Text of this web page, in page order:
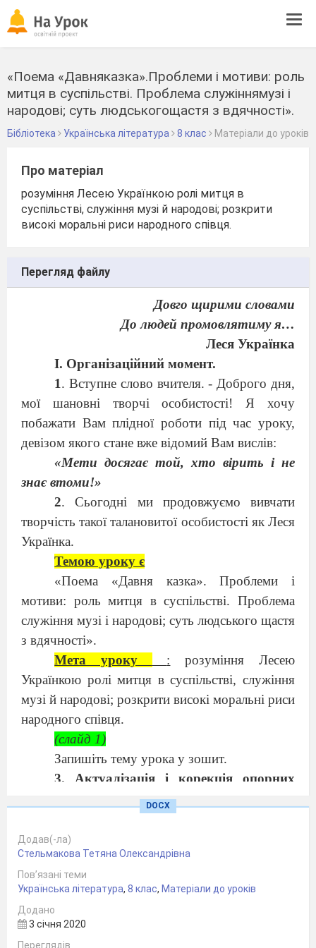
«Поема «Давняказка».Проблеми і мотиви: роль
митця в суспільстві. Проблема служіннямузі і
народові; суть людськогощастя з вдячності».
Бібліотека Українська література 8 клас Матеріали до уроків
Про матеріал
розуміння Лесею Українкою ролі митця в
суспільстві, служіння музі й народові; розкрити
високі моральні риси народного співця.
Перегляд файлу
Довго щирими словами
До людей промовлятиму я…
Леся Українка
І. Організаційний момент.
1. Вступне слово вчителя. - Доброго дня,
мої шановні творчі особистості! Я хочу
побажати Вам плідної роботи під час уроку,
девізом якого стане вже відомий Вам вислів:
«Мети досягає той, хто вірить і не
знає втоми!»
2.Cьогодні ми продовжуємо вивчати
творчість такої талановитої особистості як Леся
Українка.
Темою уроку є
«Поема «Давня казка».
Проблеми і
мотиви: роль митця в суспільстві. Проблема
служіння музі і народові; суть людського щастя
з вдячності».
Мета уроку
:
розуміння Лесею
Українкою ролі митця в суспільстві, служіння
музі й народові; розкрити високі моральні риси
народного співця.
(слайд 1)
Запишіть тему урока у зошит.
3. Актуалізація і корекція опорних
Ми вже з вами об’єдналися
вас буде два завдання, які ви повинні виконати
командами. Яка з команд набере більше балів,
та і переможе.
(слайд2)
Зараз ми переходимо до виконання
DOCX
Додав(-ла)
Стельмакова Тетяна Олександрівна
Пов’язані теми
Українська література, 8 клас, Матеріали до уроків
Додано
3 січня 2020
Переглядів